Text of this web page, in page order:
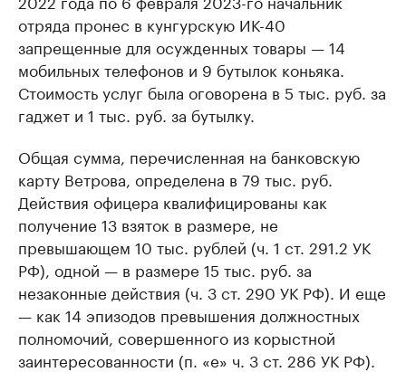
отряда пронес в кунгурскую ИК-40
запрещенные для осужденных товары — 14
мобильных телефонов и 9 бутылок коньяка.
Стоимость услуг была оговорена в 5 тыс. руб. за
гаджет и 1 тыс. руб. за бутылку.
Общая сумма, перечисленная на банковскую
карту Ветрова, определена в 79 тыс. руб.
Действия офицера квалифицированы как
получение 13 взяток в размере, не
превышающем 10 тыс. рублей (ч. 1 ст. 291.2 УК
РФ), одной — в размере 15 тыс. руб. за
незаконные действия (ч. 3 ст. 290 УК РФ). И еще
— как 14 эпизодов превышения должностных
полномочий, совершенного из корыстной
заинтересованности (п. «е» ч. 3 ст. 286 УК РФ).